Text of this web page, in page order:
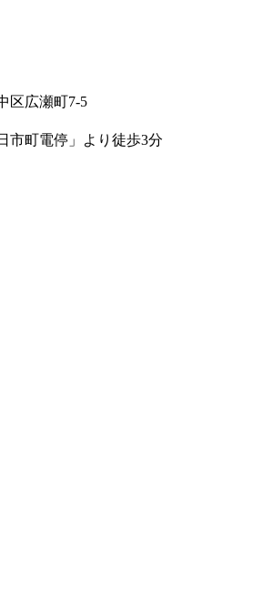
区広瀬町7-5
市町電停」より徒歩3分